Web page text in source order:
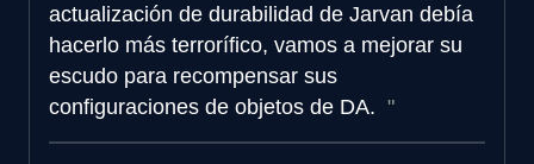
actualización de durabilidad de Jarvan debía
hacerlo más terrorífico, vamos a mejorar su
escudo para recompensar sus
configuraciones de objetos de DA.